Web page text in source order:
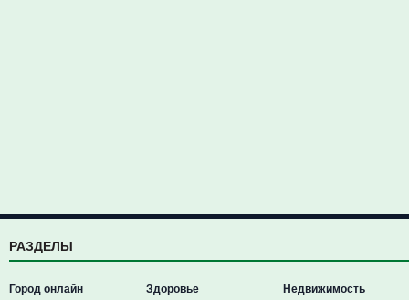
РАЗДЕЛЫ
Город онлайн
Здоровье
Недвижимость